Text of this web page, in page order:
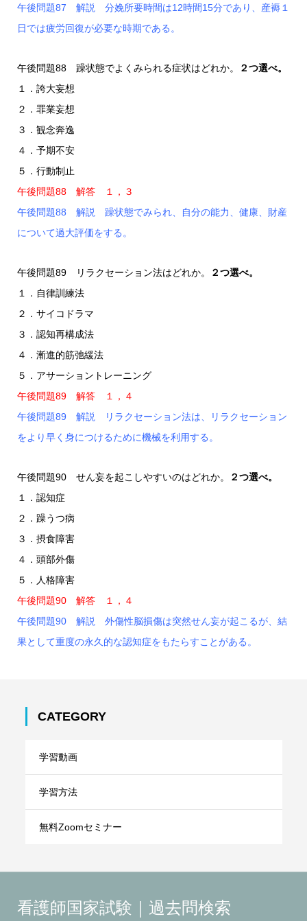
午後問題87 解説 分娩所要時間は12時間15分であり、産褥１
日では疲労回復が必要な時期である。
午後問題88 躁状態でよくみられる症状はどれか。
２つ選べ。
１．誇大妄想
２．罪業妄想
３．観念奔逸
４．予期不安
５．行動制止
午後問題88 解答 １，３
午後問題88 解説 躁状態でみられ、自分の能力、健康、財産
について過大評価をする。
午後問題89 リラクセーション法はどれか。
２つ選べ。
１．自律訓練法
２．サイコドラマ
３．認知再構成法
４．漸進的筋弛緩法
５．アサーショントレーニング
午後問題89 解答 １，４
午後問題89 解説 リラクセーション法は、リラクセーション
をより早く身につけるために機械を利用する。
午後問題90 せん妄を起こしやすいのはどれか。
２つ選べ。
１．認知症
２．躁うつ病
３．摂食障害
４．頭部外傷
５．人格障害
午後問題90 解答 １，４
午後問題90 解説 外傷性脳損傷は突然せん妄が起こるが、結
果として重度の永久的な認知症をもたらすことがある。
CATEGORY
学習動画
学習方法
無料Zoomセミナー
看護師国家試験｜過去問検索